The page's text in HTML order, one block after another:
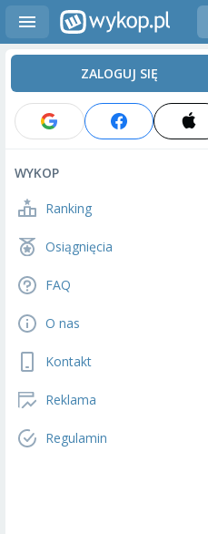
ZALOGUJ SIĘ
WYKOP
Ranking
Osiągnięcia
FAQ
O nas
Kontakt
Reklama
Regulamin